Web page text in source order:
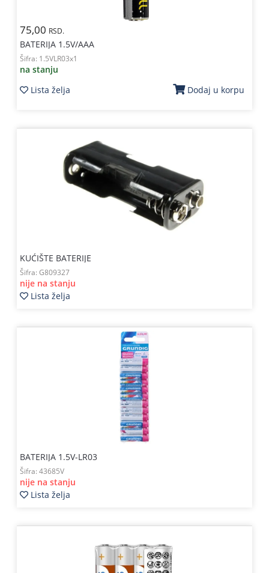
75,00 RSD.
BATERIJA 1.5V/AAA
Šifra: 1.5VLR03x1
na stanju
Lista želja
Dodaj u korpu
KUĆIŠTE BATERIJE
Šifra: G809327
nije na stanju
Lista želja
BATERIJA 1.5V-LR03
Šifra: 43685V
nije na stanju
Lista želja